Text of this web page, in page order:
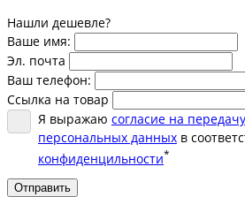
Нашли дешевле?
Ваше имя:
Эл. почта
Ваш телефон:
Ссылка на товар
Я выражаю согласие на
персональных данных в
конфиденцильности*
Отправить